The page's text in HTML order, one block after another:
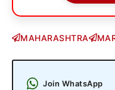
MAHARASHTRA
Join WhatsApp